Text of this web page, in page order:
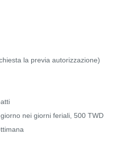
la previa autorizzazione)
nei giorni feriali, 500 TWD